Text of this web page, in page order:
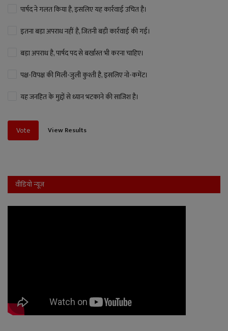
पार्षद ने गलत किया है, इसलिए यह कार्रवाई उचित है।
इतना बड़ा अपराध नहीं है, जितनी बड़ी कार्रवाई की गई।
बड़ा अपराध है, पार्षद पद से बर्खास्त भी करना चाहिए।
पक्ष-विपक्ष की मिली-जुली कुश्ती है, इसलिए नो-कमेंट।
यह जनहित के मुद्दों से ध्यान भटकाने की साजिश है।
Vote View Results
वीडियो न्यूज